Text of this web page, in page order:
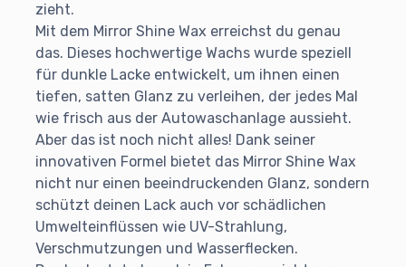
zieht.
Mit dem Mirror Shine Wax erreichst du genau
das. Dieses hochwertige Wachs wurde speziell
für dunkle Lacke entwickelt, um ihnen einen
tiefen, satten Glanz zu verleihen, der jedes Mal
wie frisch aus der Autowaschanlage aussieht.
Aber das ist noch nicht alles! Dank seiner
innovativen Formel bietet das Mirror Shine Wax
nicht nur einen beeindruckenden Glanz, sondern
schützt deinen Lack auch vor schädlichen
Umwelteinflüssen wie UV-Strahlung,
Verschmutzungen und Wasserflecken.